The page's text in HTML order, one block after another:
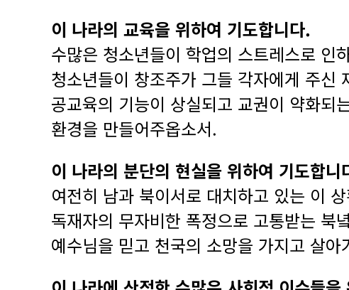
이 나라의 교육을 위하여 기도합니다.
수많은 청소년들이 학업의 스트레스로 인
청소년들이 창조주가 그들 각자에게 주신
공교육의 기능이 상실되고 교권이 약화되
환경을 만들어주옵소서.
이 나라의 분단의 현실을 위하여 기도합니
여전히 남과 북이서로 대치하고 있는 이
독재자의 무자비한 폭정으로 고통받는 북
예수님을 믿고 천국의 소망을 가지고 살아